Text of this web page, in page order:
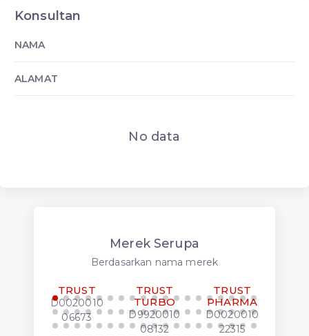
Konsultan
NAMA
ALAMAT
No data
Merek Serupa
Berdasarkan nama merek
TRUST
D0020010
06673
TRUST
TURBO
D9920010
08132
TRUST
PHARMA
D0020010
22315